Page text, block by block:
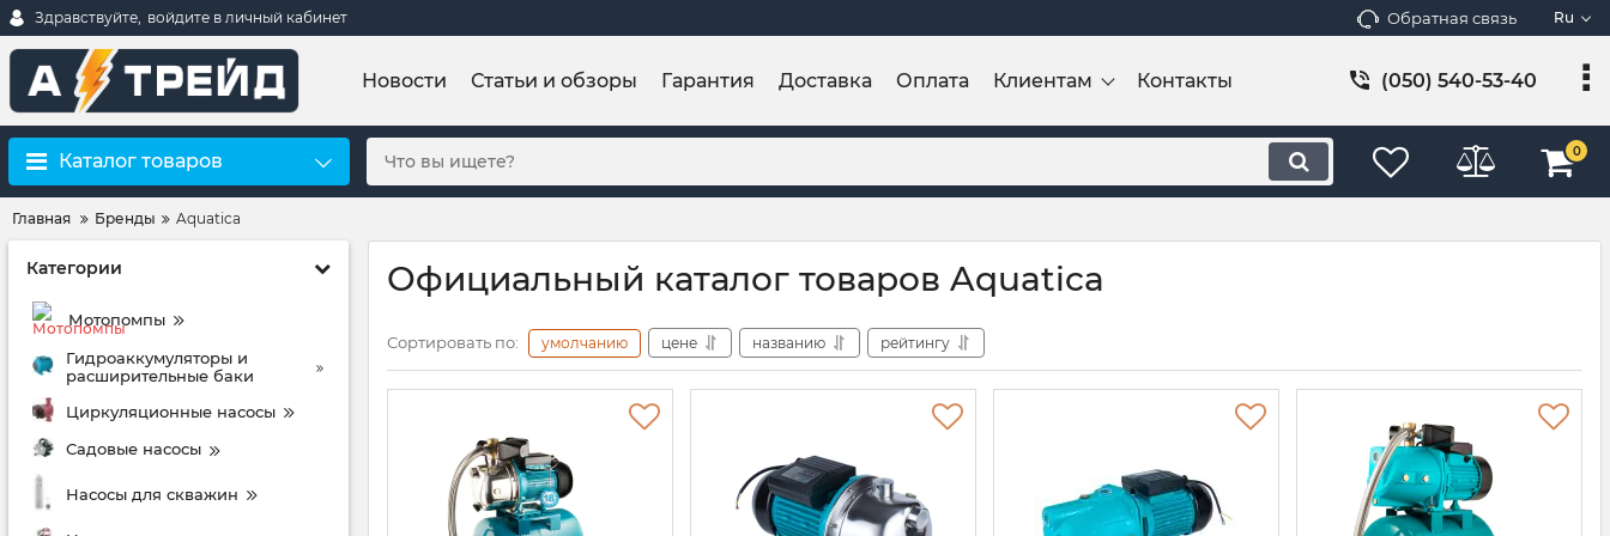
Здравствуйте, войдите в личный кабинет Обратная связь Ru
Новости Статьи и обзоры Гарантия Доставка Оплата Клиентам Контакты (050) 540-53-40
Каталог товаров 0
Главная Бренды Aquatica
Категории
Мотопомпы
Гидроаккумуляторы и
расширительные баки
Циркуляционные насосы
Садовые насосы
Насосы для скважин
Официальный каталог товаров Aquatica
Сортировать по: умолчанию цене названию рейтингу